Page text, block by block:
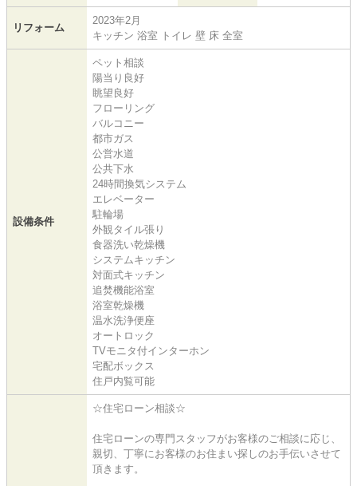
リフォーム
2023年2月
キッチン 浴室 トイレ 壁 床 全室
設備条件
ペット相談
陽当り良好
眺望良好
フローリング
バルコニー
都市ガス
公営水道
公共下水
24時間換気システム
エレベーター
駐輪場
外観タイル張り
食器洗い乾燥機
システムキッチン
対面式キッチン
追焚機能浴室
浴室乾燥機
温水洗浄便座
オートロック
TVモニタ付インターホン
宅配ボックス
住戸内覧可能
☆住宅ローン相談☆
住宅ローンの専門スタッフがお客様のご相談に応じ、
親切、丁寧にお客様のお住まい探しのお手伝いさせて
頂きます。